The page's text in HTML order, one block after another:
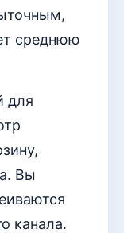
среднюю
для
Вы
канала.